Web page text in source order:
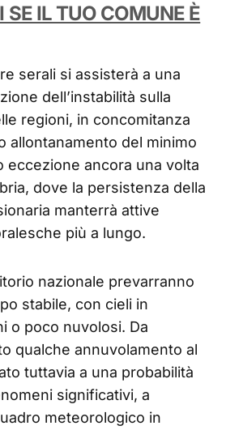
SE IL TUO COMUNE È
serali si assisterà a una
dell’instabilità sulla
regioni, in concomitanza
allontanamento del minimo
eccezione ancora una volta
dove la persistenza della
manterrà attive
più a lungo.
nazionale prevarranno
stabile, con cieli in
o poco nuvolosi. Da
qualche annuvolamento al
tuttavia a una probabilità
significativi, a
meteorologico in